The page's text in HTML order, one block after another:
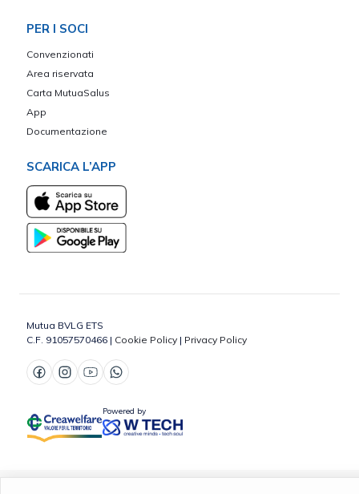
PER I SOCI
Convenzionati
Area riservata
Carta MutuaSalus
App
Documentazione
SCARICA L’APP
Mutua BVLG ETS
C.F. 91057570466 | Cookie Policy | Privacy Policy
Powered by